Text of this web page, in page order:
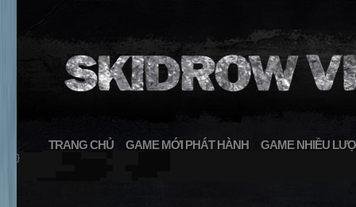
TRANG CHỦ GAME MỚI PHÁT HÀNH GAME NHIỀU
}